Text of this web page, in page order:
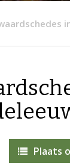
Plaats